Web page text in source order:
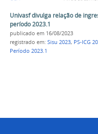
Univasf divulga relação de
período 2023.1
publicado em 16/08/2023
registrado em: Sisu 2023, PS-ICG
Período 2023.1